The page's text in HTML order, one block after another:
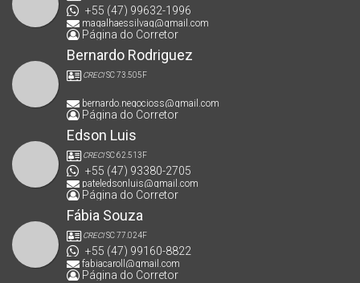
+55 (47) 99632-1996
magalhaessilvag@gmail.com
Página do Corretor
Bernardo Rodriguez
CRECISC 73.505F
bernardo.negocioss@gmail.com
Página do Corretor
Edson Luis
CRECISC 62.513F
+55 (47) 93380-2705
pateledsonluis@gmail.com
Página do Corretor
Fábia Souza
CRECISC 77.024F
+55 (47) 99160-8822
fabiacaroll@gmail.com
Página do Corretor